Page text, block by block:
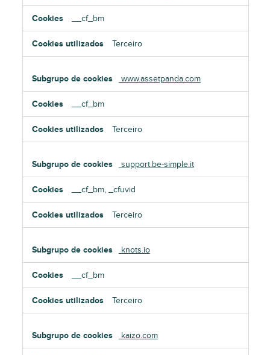
__cf_bm
Terceiro
www.assetpanda.com
__cf_bm
Terceiro
support.be-simple.it
__cf_bm, _cfuvid
Terceiro
knots.io
__cf_bm
Terceiro
kaizo.com